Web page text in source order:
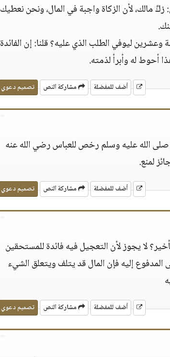
مالك، لأن الزكاة واجبة في المال، ونحن نعطيك
ليوفي الطلب الذي عليه؟ قلنا: إن الفائدة
أحوط له وأبرأ لذمته.
أضف للمفضلة مشاركة النص تصميم دعوي
صلى الله عليه وسلم رخص للعباس رضي الله عنه
لمنع.
أضف للمفضلة مشاركة النص تصميم دعوي
لا يجوز لأن التعجيل فيه فائدة للمستحقين
إليه فإن المال قد يتلف ويتعلق الشيء
أضف للمفضلة مشاركة النص تصميم دعوي